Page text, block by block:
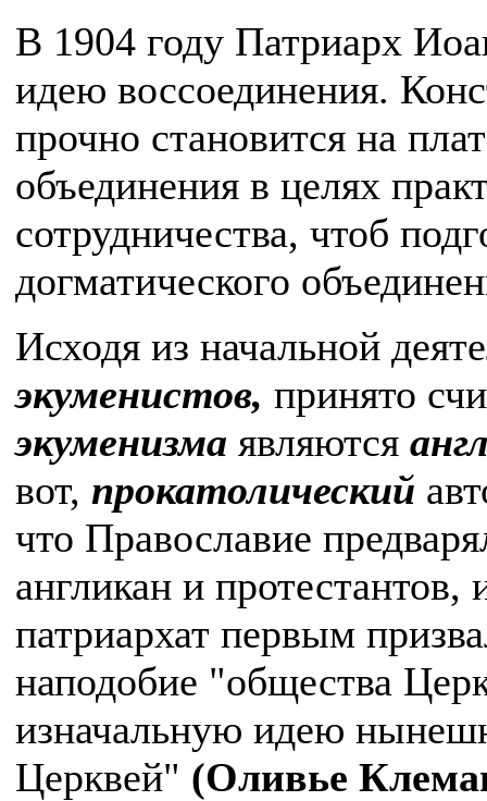
В 1904 году Патриарх
идею воссоединения.
прочно становится на
объединения в целях
сотрудничества, чтоб
догматического
Исходя из начальной
экуменистов, принято
экуменизма являются
вот, прокатолический
что Православие
англикан и
патриархат первым
наподобие "общества
изначальную идею
Церквей" (Оливье